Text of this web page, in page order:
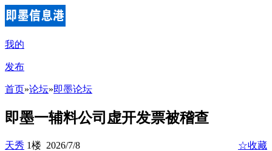
我的
发布
首页»论坛»即墨论坛
即墨一辅料公司虚开发票被稽查
天秀 1楼 2026/7/8
☆收藏